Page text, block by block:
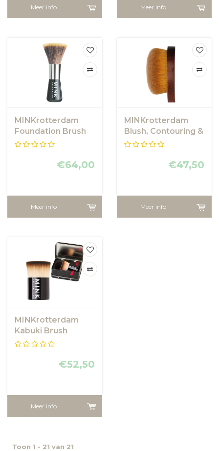
Meer info Meer info
MINKrotterdam
Foundation Brush
€64,00
Meer info
MINKrotterdam
Blush, Contouring &
Highlighting Face
€47,50
Meer info
MINKrotterdam
Kabuki Brush
Deluxe
€52,50
Meer info
Toon 1 - 21 van 21